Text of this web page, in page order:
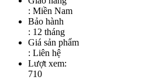
: Miền Nam
Bảo hành
: 12 tháng
Giá sản phẩm
: Liên hệ
Lượt xem:
710